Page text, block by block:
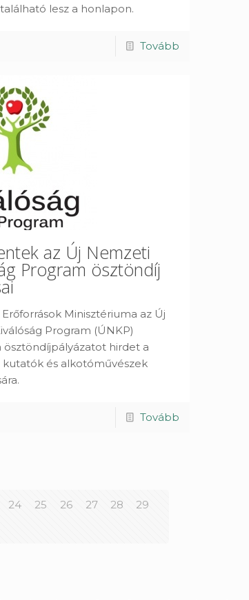
lesz a honlapon.
Tovább
az Új Nemzeti
Program ösztöndíj
Minisztériuma az Új
Program (ÚNKP)
hirdet a
kutatók és alkotóművészek
Tovább
24 25 26 27 28
29